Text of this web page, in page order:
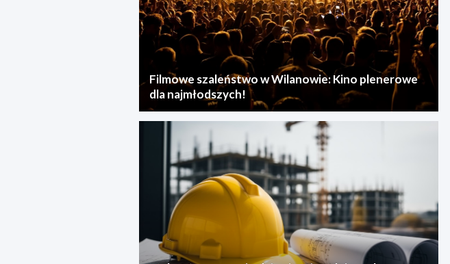
Filmowe szaleństwo w Wilanowie: Kino plenerowe
dla najmłodszych!